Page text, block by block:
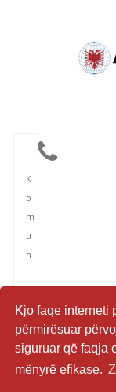
Kjo faqe interneti
përmirësuar
siguruar që faqja
mënyrë efikase.
K
o
m
u
n
i
i
m
i